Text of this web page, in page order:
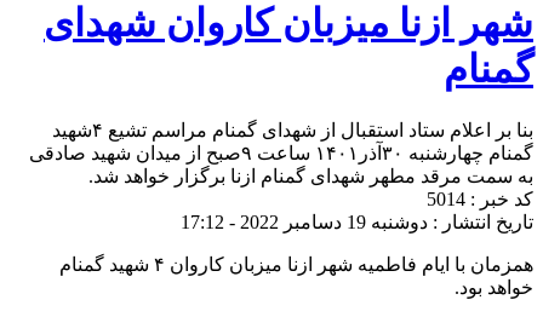
شهر ازنا میزبان کاروان شهدای
گمنام
بنا بر اعلام ستاد استقبال از شهدای گمنام مراسم تشیع ۴شهید
گمنام چهارشنبه ۳۰آذر۱۴۰۱ ساعت ۹صبح‌ از میدان شهید صادقی
به سمت مرقد مطهر شهدای گمنام ازنا برگزار خواهد شد.
کد خبر : 5014
تاریخ انتشار : دوشنبه 19 دسامبر 2022 - 17:12
همزمان با ایام فاطمیه شهر ازنا میزبان کاروان ۴ شهید گمنام
خواهد بود.